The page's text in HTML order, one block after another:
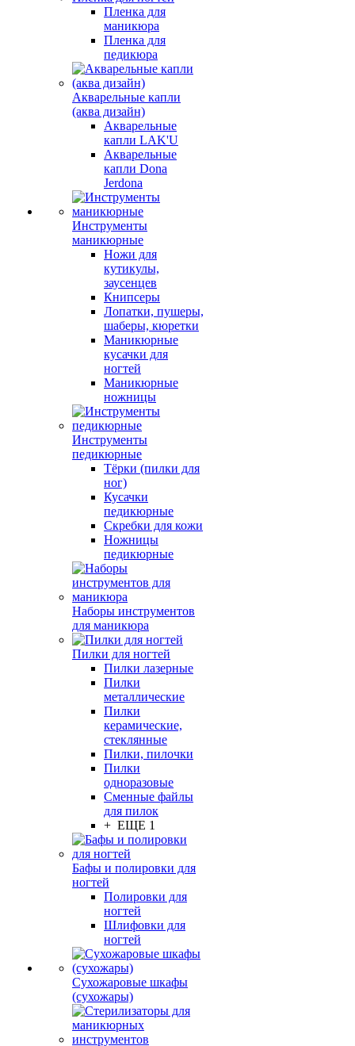
Пленка для
маникюра
Пленка для
педикюра
Акварельные капли
(аква дизайн)
Акварельные
капли LAK'U
Акварельные
капли Dona
Jerdona
Инструменты
маникюрные
Ножи для
кутикулы,
заусенцев
Книпсеры
Лопатки, пушеры,
шаберы, кюретки
Маникюрные
кусачки для
ногтей
Маникюрные
ножницы
Инструменты
педикюрные
Тёрки (пилки для
ног)
Кусачки
педикюрные
Скребки для кожи
Ножницы
педикюрные
Наборы инструментов
для маникюра
Пилки для ногтей
Пилки лазерные
Пилки
металлические
Пилки
керамические,
стеклянные
Пилки, пилочки
Пилки
одноразовые
Сменные файлы
для пилок
+ ЕЩЕ 1
Бафы и полировки для
ногтей
Полировки для
ногтей
Шлифовки для
ногтей
Сухожаровые шкафы
(сухожары)